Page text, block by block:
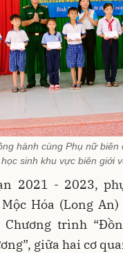
hành cùng Phụ nữ biên
sinh khu vực biên giới
2021 - 2023,
Hóa (Long
trình
giữa hai cơ